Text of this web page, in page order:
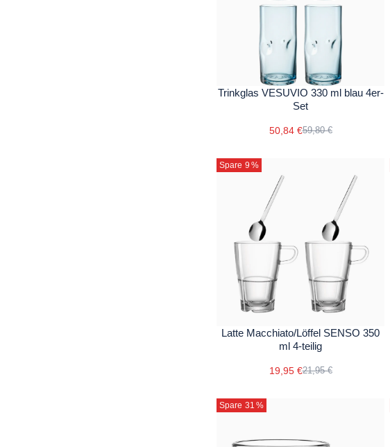
Trinkglas VESUVIO 330 ml blau 4er-
Set
50,84 €59,80 €
Spare 9 %
Latte Macchiato/Löffel SENSO 350
ml 4-teilig
19,95 €21,95 €
Spare 31 %